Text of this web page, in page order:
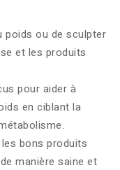
poids ou de sculpter
et les produits
pour aider à
en ciblant la
bons produits
manière saine et